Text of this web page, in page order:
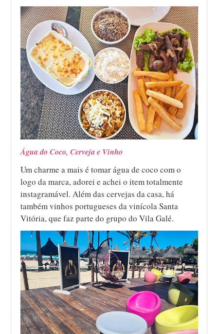
Água do Coco, Cerveja e Vinho
Um charme a mais é tomar água de coco com o
logo da marca, adorei e achei o item totalmente
instagramável. Além das cervejas da casa, há
também vinhos portugueses da vinícola Santa
Vitória, que faz parte do grupo do Vila Galé.